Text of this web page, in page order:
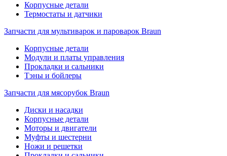
Корпусные детали
Термостаты и датчики
Запчасти для мультиварок и пароварок Braun
Корпусные детали
Модули и платы управления
Прокладки и сальники
Тэны и бойлеры
Запчасти для мясорубок Braun
Диски и насадки
Корпусные детали
Моторы и двигатели
Муфты и шестерни
Ножи и решетки